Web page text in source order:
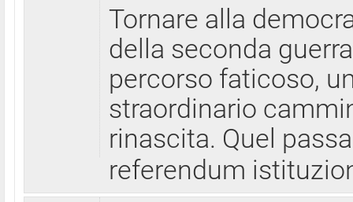
Tornare alla
della seconda
percorso faticoso,
straordinario
rinascita. Quel
referendum